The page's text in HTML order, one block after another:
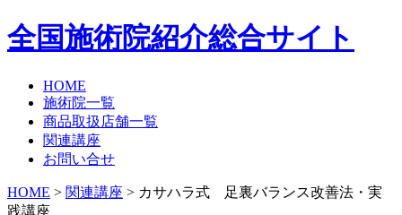
全国施術院紹介総合サイト
HOME
施術院一覧
商品取扱店舗一覧
関連講座
お問い合せ
HOME > 関連講座 > カサハラ式 足裏バランス改善法・実
践講座